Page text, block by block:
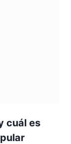
cuál es